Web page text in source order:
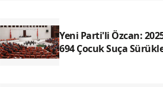
Yeni Parti'li Özcan:
694 Çocuk Suça